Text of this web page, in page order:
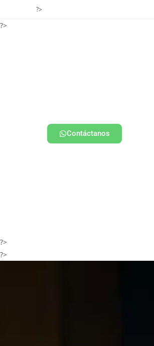
?>
?>
Contáctanos
?>
?>